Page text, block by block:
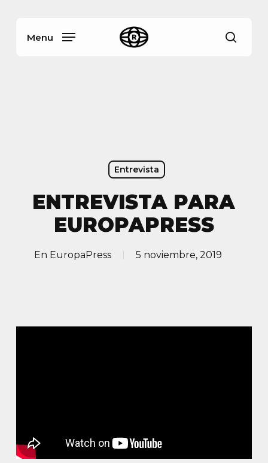
Menu
Entrevista
ENTREVISTA PARA
EUROPAPRESS
En EuropaPress 5 noviembre, 2019